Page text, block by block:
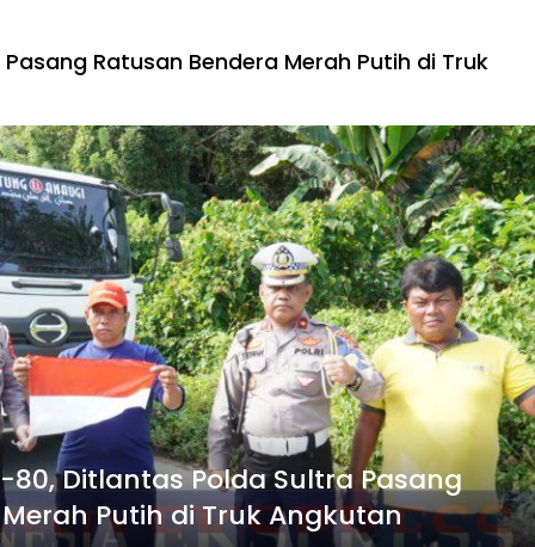
Ratusan Bendera Merah Putih di Truk
80, Ditlantas Polda Sultra Pasang
Putih di Truk Angkutan